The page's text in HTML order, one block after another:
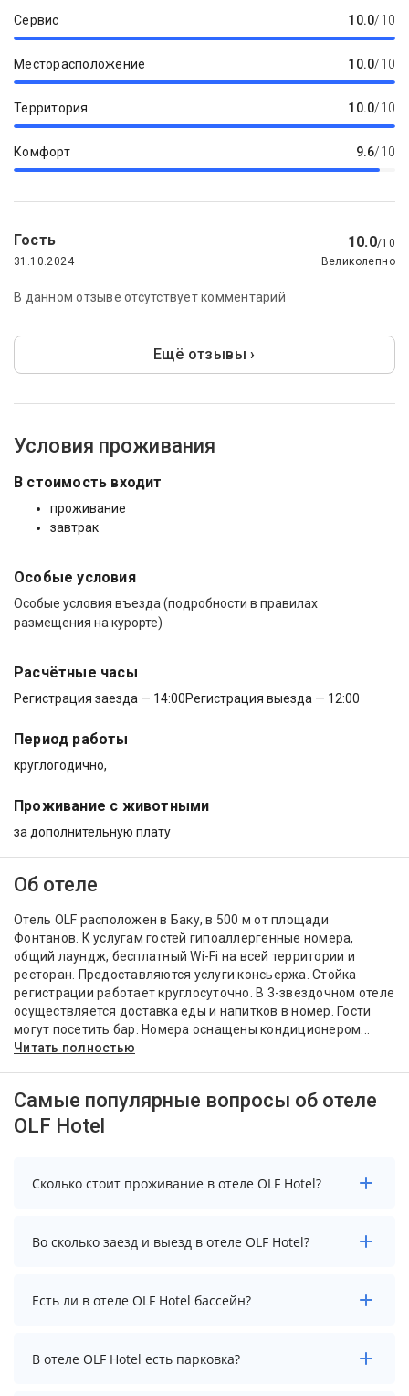
Сервис 10.0/10
Месторасположение 10.0/10
Территория 10.0/10
Комфорт 9.6/10
Гость 10.0/10
31.10.2024 ·
Великолепно
В данном отзыве отсутствует комментарий
Ещё отзывы ›
Условия проживания
В стоимость входит
проживание
завтрак
Особые условия
Особые условия въезда (подробности в правилах
размещения на курорте)
Расчётные часы
Регистрация заезда — 14:00Регистрация выезда — 12:00
Период работы
круглогодично,
Проживание с животными
за дополнительную плату
Об отеле
Отель OLF расположен в Баку, в 500 м от площади
Фонтанов. К услугам гостей гипоаллергенные номера,
общий лаундж, бесплатный Wi-Fi на всей территории и
ресторан. Предоставляются услуги консьержа. Стойка
регистрации работает круглосуточно. В 3-звездочном отеле
осуществляется доставка еды и напитков в номер. Гости
могут посетить бар. Номера оснащены кондиционером...
Читать полностью
Самые популярные вопросы об отеле
OLF Hotel
Сколько стоит проживание в отеле OLF Hotel?
Чтобы увидеть актуальные цены на проживание в
отеле OLF Hotel, выберите нужные даты и количество
Во сколько заезд и выезд в отеле OLF Hotel?
Заезд возможен после 14:00, а выезд необходимо
Есть ли в отеле OLF Hotel бассейн?
В отеле OLF Hotel нет бассейна.
В отеле OLF Hotel есть парковка?